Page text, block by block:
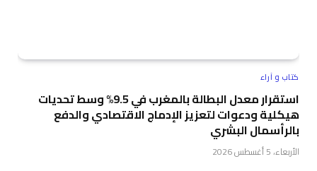
كتاب و آراء
استقرار معدل البطالة بالمغرب في 9.5% وسط تحديات
هيكلية ودعوات لتعزيز الإدماج الاقتصادي والدفع
بالرأسمال البشري
الأربعاء، 5 أغسطس 2026